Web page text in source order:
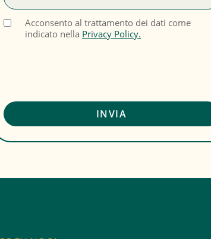
Acconsento al trattamento dei dati come
indicato nella Privacy Policy.